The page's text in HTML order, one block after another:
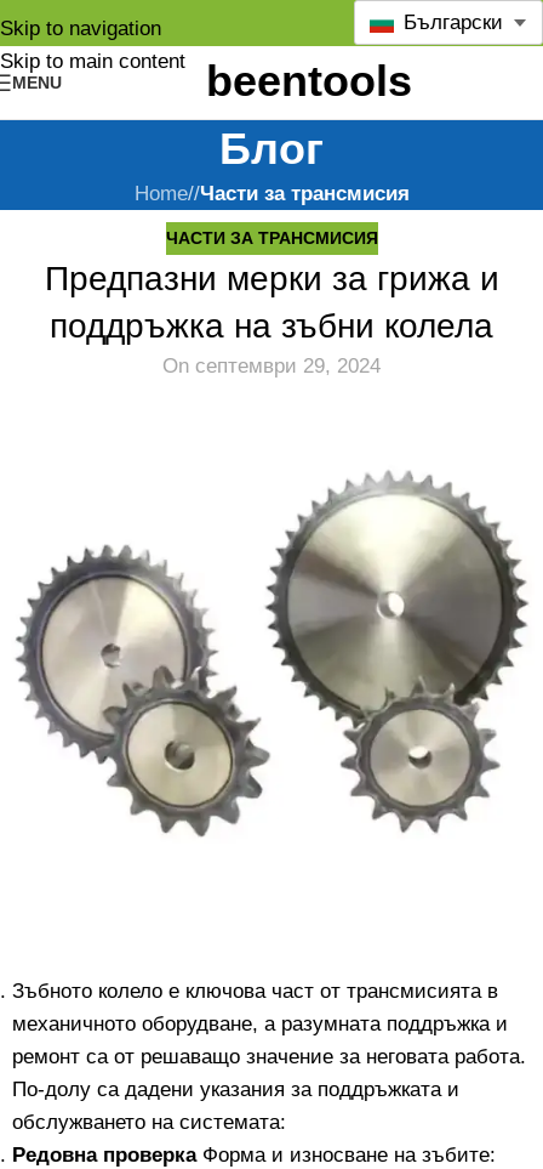
Skip to navigation
Skip to main content
MENU
Български
Блог
Home/ Части за трансмисия
ЧАСТИ ЗА ТРАНСМИСИЯ
Предпазни мерки за грижа и
поддръжка на зъбни колела
On септември 29, 2024
Зъбното колело е ключова част от трансмисията в
механичното оборудване, а разумната поддръжка и
ремонт са от решаващо значение за неговата работа.
По-долу са дадени указания за поддръжката и
обслужването на системата:
Редовна проверкаФорма и износване на зъбите: